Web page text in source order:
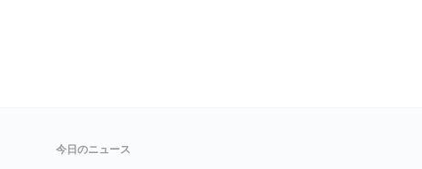
今日のニュース